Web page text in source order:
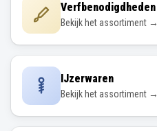
Verfbenodigdheden
Bekijk het assortiment →
IJzerwaren
Bekijk het assortiment →